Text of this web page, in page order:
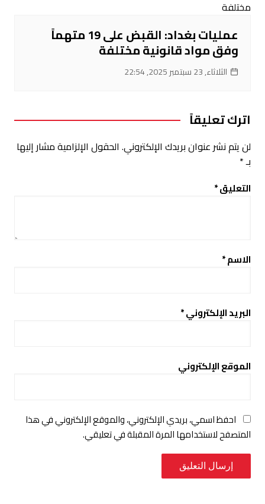
عمليات بغداد: القبض على 19 متهماً
وفق مواد قانونية مختلفة
الثلاثاء, 23 سبتمبر 2025, 22:54
اترك تعليقاً
لن يتم نشر عنوان بريدك الإلكتروني. الحقول الإلزامية مشار إليها
بـ*
التعليق*
الاسم*
البريد الإلكتروني*
الموقع الإلكتروني
احفظ اسمي، بريدي الإلكتروني، والموقع الإلكتروني في هذا
المتصفح لاستخدامها المرة المقبلة في تعليقي.